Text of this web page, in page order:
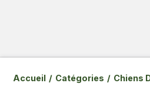
Accueil / Catégories / Chiens